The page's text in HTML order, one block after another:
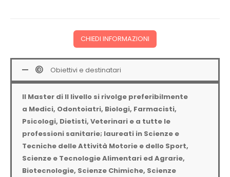
CHIEDI INFORMAZIONI
Obiettivi e destinatari
Il Master di II livello si rivolge preferibilmente
a Medici, Odontoiatri, Biologi, Farmacisti,
Psicologi, Dietisti, Veterinari e a tutte le
professioni sanitarie; laureati in Scienze e
Tecniche delle Attività Motorie e dello Sport,
Scienze e Tecnologie Alimentari ed Agrarie,
Biotecnologie, Scienze Chimiche, Scienze